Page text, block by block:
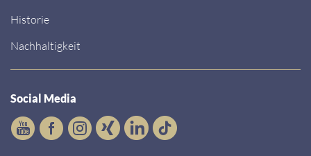
Historie
Nachhaltigkeit
Social Media